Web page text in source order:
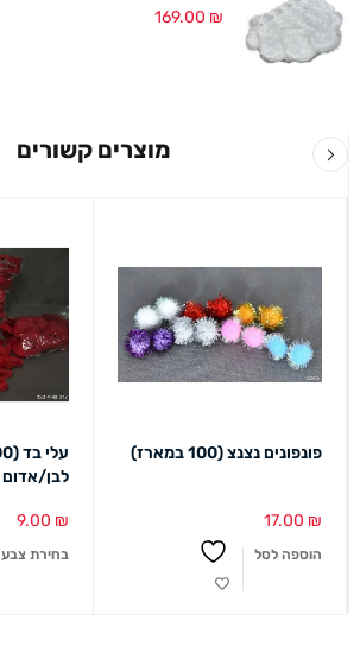
169.00 ₪
מוצרים קשורים
פונפונים נצנצ (100 במארז)
17.00 ₪
הוספה לסל
לבן/אדום
9.00 ₪
בחירת צבע